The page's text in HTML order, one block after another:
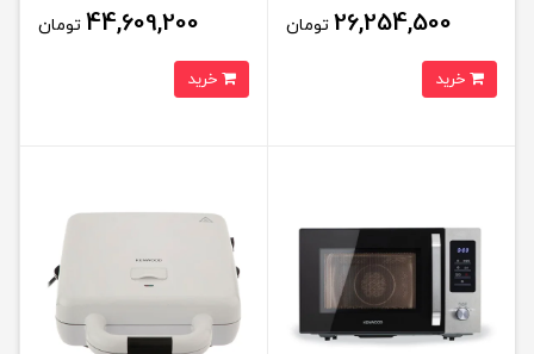
26,254,500 تومان 44,609,200 تومان